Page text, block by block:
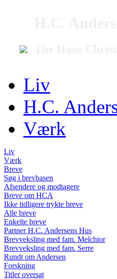
Liv
H.C.
Værk
Liv
Værk
Breve
Søg i brevbasen
Afsendere og modtagere
Breve om HCA
Ikke tidligere trykte breve
Alle breve
Enkelte breve
Partner H.C. Andersens Hus
Brevveksling med fam. Melchior
Brevveksling med fam. Serre
Rundt om Andersen
Forskning
Titler oversat